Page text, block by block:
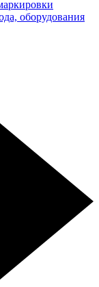
оборудования